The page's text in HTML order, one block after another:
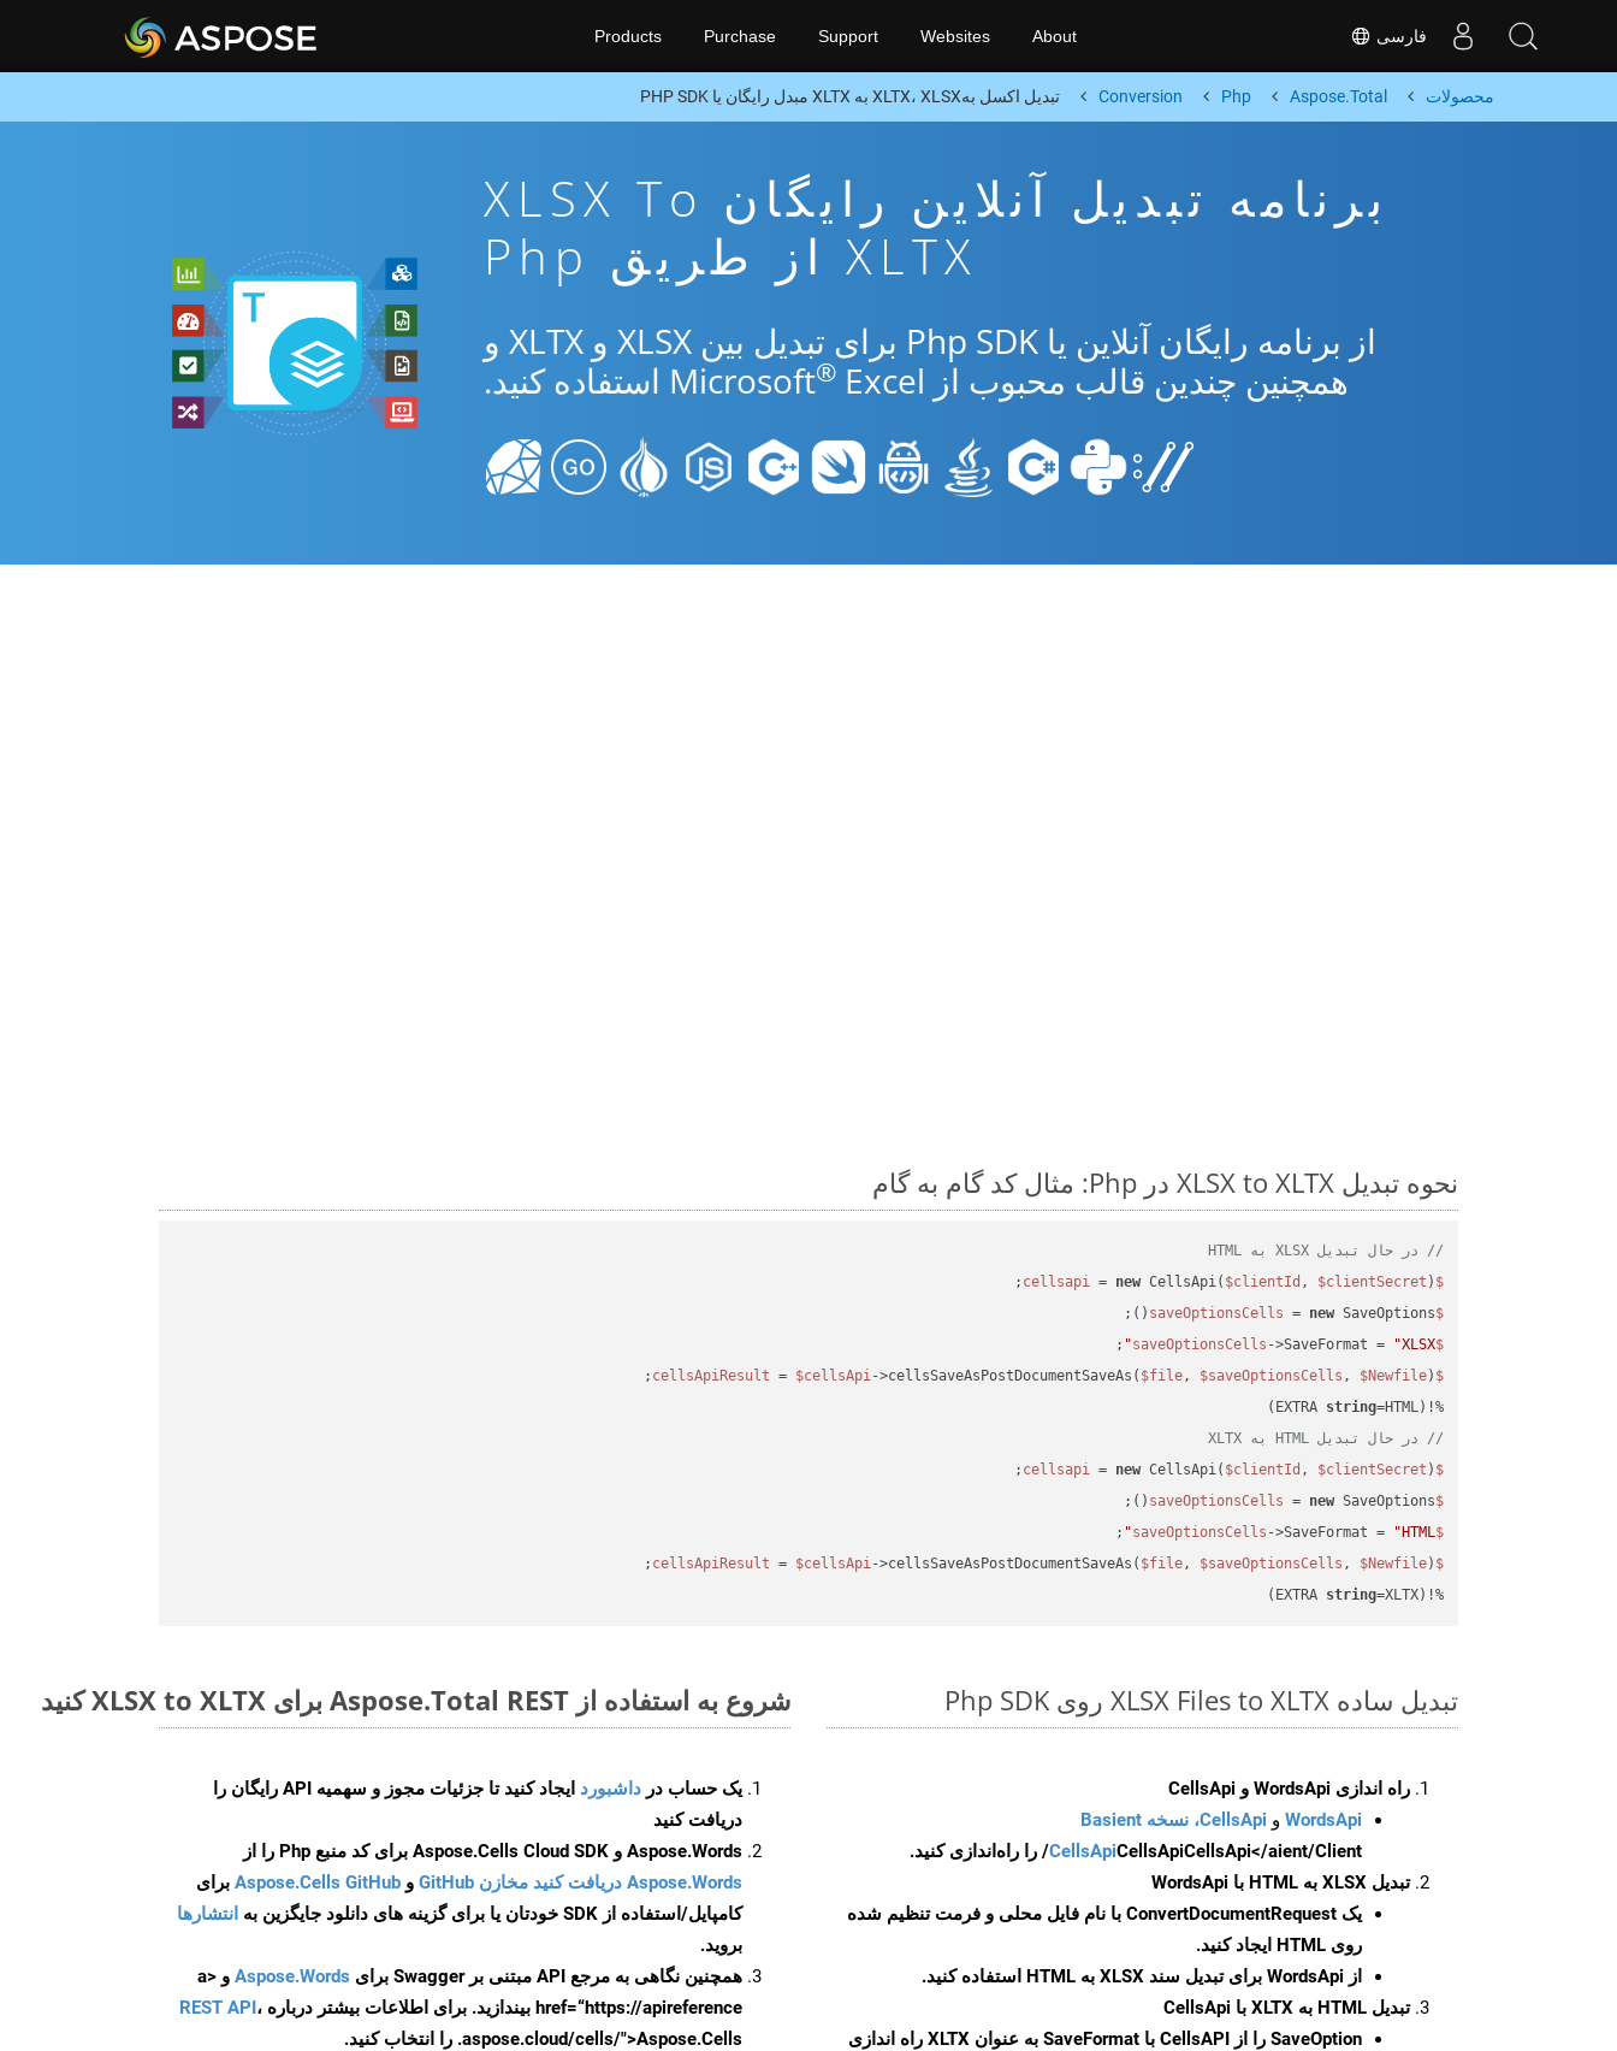
فارسی Products Purchase Support Websites About
محصولات Aspose.Total
Php
Conversion تبدیل اکسل بهXLTX، XLSX به XLTX مبدل رایگان یا PHP SDK
برنامه تبدیل آنلاین رایگان XLSX To
XLTX از طریق Php
از برنامه رایگان آنلاین یا Php SDK برای تبدیل بین XLSX و XLTX و
همچنین چندین قالب محبوب از Microsoft
® Excel استفاده کنید.
نحوه تبدیل XLSX to XLTX در Php: مثال کد گام به گام
// در حال تبدیل XLSX به HTML
$cellsapi
= new CellsApi( $clientId , $clientSecret );
$saveOptionsCells
= new SaveOptions();
$saveOptionsCells
->SaveFormat = "XLSX"
;
$cellsApiResult
= $cellsApi->cellsSaveAsPostDocumentSaveAs( $file, $saveOptionsCells , $Newfile
%!(EXTRA
string=HTML)
// در حال تبدیل HTML به XLTX
$cellsapi
= new CellsApi( $clientId , $clientSecret );
$saveOptionsCells
= new SaveOptions();
$saveOptionsCells
->SaveFormat = "HTML"
;
$cellsApiResult
= $cellsApi->cellsSaveAsPostDocumentSaveAs( $file, $saveOptionsCells , $Newfile
%!(EXTRA
string=XLTX)
تبدیل ساده XLSX Files to XLTX روی Php SDK
راه اندازی WordsApi و CellsApi
WordsApi و CellsApi، نسخه Basient
CellsApiCellsApiCellsApi</aient/Client/ را راه‌اندازی کنید.
تبدیل XLSX به HTML با WordsApi
یک ConvertDocumentRequest با نام فایل محلی و فرمت تنظیم شده
روی HTML ایجاد کنید.
از WordsApi برای تبدیل سند XLSX به HTML استفاده کنید.
تبدیل HTML به XLTX با CellsApi
SaveOption
را از CellsAPI با SaveFormat به عنوان XLTX راه اندازی
شروع به استفاده از Aspose.Total REST برای XLSX to XLTX کنید
یک حساب در داشبورد
ایجاد کنید تا جزئیات مجوز و سهمیه API رایگان را
دریافت کنید
Aspose.Words و Aspose.Cells Cloud SDK برای کد منبع Php را از
Aspose.Words دریافت کنید مخازن GitHub
و Aspose.Cells GitHub برای
کامپایل/استفاده از SDK خودتان یا برای گزینه های دانلود جایگزین به
انتشارها
بروید.
همچنین نگاهی به مرجع API مبتنی بر Swagger برای
Aspose.Words
و <a
href=“https://apireference بیندازید. برای اطلاعات بیشتر درباره
REST API،
.aspose.cloud/cells/">Aspose.Cells را انتخاب کنید.